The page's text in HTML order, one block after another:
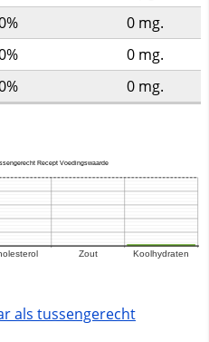
0 mg.
0 mg.
0 mg.
als tussengerecht